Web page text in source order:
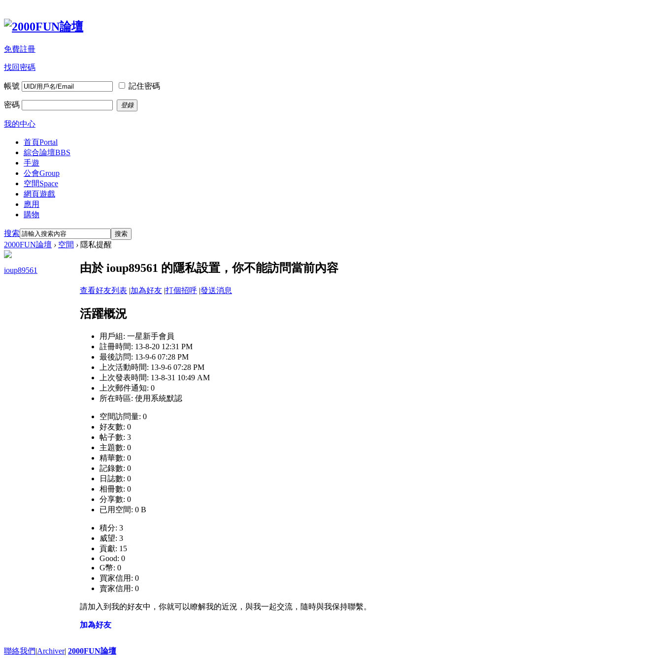
免費註冊
找回密碼
帳號 記住密碼
密碼 登錄
我的中心
首頁Portal
綜合論壇BBS
手遊
公會Group
空間Space
網頁遊戲
應用
購物
搜索 搜索
2000FUN論壇 › 空間 › 隱私提醒
ioup89561 由於 ioup89561 的隱私設置，你不能訪問當前內容
查看好友列表 |加為好友 |打個招呼 |發送消息
活躍概況
用戶組: 一星新手會員
註冊時間: 13-8-20 12:31 PM
最後訪問: 13-9-6 07:28 PM
上次活動時間: 13-9-6 07:28 PM
上次發表時間: 13-8-31 10:49 AM
上次郵件通知: 0
所在時區: 使用系統默認
空間訪問量: 0
好友數: 0
帖子數: 3
主題數: 0
精華數: 0
記錄數: 0
日誌數: 0
相冊數: 0
分享數: 0
已用空間: 0 B
積分: 3
威望: 3
貢獻: 15
Good: 0
G幣: 0
買家信用: 0
賣家信用: 0
請加入到我的好友中，你就可以瞭解我的近況，與我一起交流，隨時與我保持聯繫。
加為好友
聯絡我們|Archiver| 2000FUN論壇